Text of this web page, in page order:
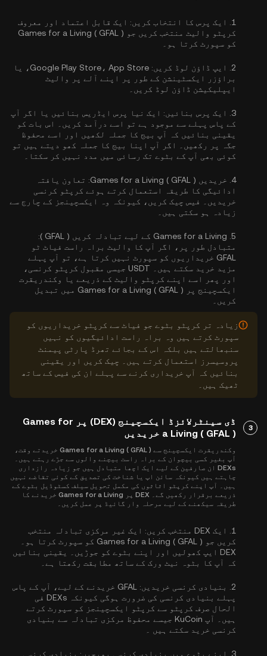
1. ایک پرس کا انتخاب کریں: ایک قابل اعتماد اور معروف
کرپٹو والیٹ منتخب کریں جو Games for a Living ( GFAL )
کو سپورٹ کرتا ہو۔
2. ایپ ڈاؤن لوڈ کریں:
Google Play Store، App Store، یا
براؤزر ایکسٹینشن کے طور پر اپنے آلے پر والیٹ
ایپلیکیشن ڈاؤن لوڈ کریں۔
3. ایک پرس بنائیں: ایک نیا پرس ایڈریس بنائیں یا اگر آپ
کے پاس پہلے سے موجود ہے تو اسے درآمد کریں۔ اس بات کو
یقینی بنائیں کہ آپ بیج کا جملہ لکھیں اور اسے محفوظ
جگہ پر رکھیں۔ اگر آپ اپنا بیج کا جملہ کھو دیتے ہیں تو
کوئی بھی آپ کے بٹوے تک رسائی میں مدد نہیں کر سکتا۔
4. خریدیں Games for a Living ( GFAL ):
تعاون یافتہ
ادائیگی کا طریقہ استعمال کرتے ہوئے کرپٹو کرنسی
خریدیں۔ فیس چیک کریں، کیونکہ وہ ایکسچینجز کے چارج سے
زیادہ ہو سکتی ہیں۔
5. Games for a Living کے لیے تبادلہ کریں ( GFAL ):
متبادل طور پر، اگر آپ کا والیٹ براہ راست فیاٹ ٹو
GFAL خریداریوں کو سپورٹ نہیں کرتا ہے، تو آپ پہلے
مزید خرید سکتے ہیں۔ USDT جیسی مقبول کرپٹو کرنسی،
اور پھر اسے اپنے کرپٹو والیٹ کے ذریعے یا وکندریقرت
ایکسچینج پر Games for a Living ( GFAL ) میں تبدیل
کریں۔
زیادہ تر کرپٹو بٹوے جو فیاٹ سے کرپٹو خریداریوں کو
سپورٹ کرتے ہیں وہ براہ راست ادائیگیوں کو نہیں
سنبھالتے ہیں بلکہ اس کے بجائے تھرڈ پارٹی پیمنٹ
پروسیسرز استعمال کرتے ہیں۔ چیک کریں اور یقینی
بنائیں کہ آپ خریداری کرنے سے پہلے ان کی فیس کے ساتھ
ٹھیک ہیں۔
3
ڈی سینٹرلائزڈ ایکسچینج (DEX) پر Games for
a Living ( GFAL ) خریدیں
وکندریقرت ایکسچینج سے Games for a Living ( GFAL ) خریدتے وقت،
آپ بغیر کسی بیچوان کے براہ راست بیچنے والوں سے جڑے رہتے ہیں۔
DEXs ان صارفین کے لیے ایک اچھا متبادل ہیں جو زیادہ رازداری
چاہتے ہیں کیونکہ سائن اپ یا شناخت کی تصدیق کے کوئی تقاضے نہیں
ہیں۔ آپ اپنے کرپٹو اثاثوں کی مکمل تحویل سیلف کسٹوڈیل بٹوے کے
ذریعے برقرار رکھیں گے۔ DEX پر Games for a Living خریدنے کا
طریقہ سیکھنے کے لیے مرحلہ وار گائیڈ پر عمل کریں۔
1. ایک DEX منتخب کریں:
ایک غیر مرکزی تبادلہ منتخب
کریں جو Games for a Living ( GFAL ) کو سپورٹ کرتا ہو۔
DEX ایپ کھولیں اور اپنے بٹوے کو جوڑیں۔ یقینی بنائیں
کہ آپ کا بٹوہ نیٹ ورک کے ساتھ مطابقت رکھتا ہے۔
2. بنیادی کرنسی خریدیں:
GFAL خریدنے کے لیے، آپ کے پاس
پہلے بنیادی کرنسی کی ضرورت ہوگی کیونکہ DEXs فی
الحال صرف کرپٹو سے کرپٹو ایکسچینجز کو سپورٹ کرتے
ہیں۔ آپ KuCoin جیسے محفوظ مرکزی تبادلہ سے
بنیادی
کرنسی خرید سکتے ہیں
3. اپنے بٹوے میں بنیادی کرنسی بھیجیں: بنیادی کرنسی